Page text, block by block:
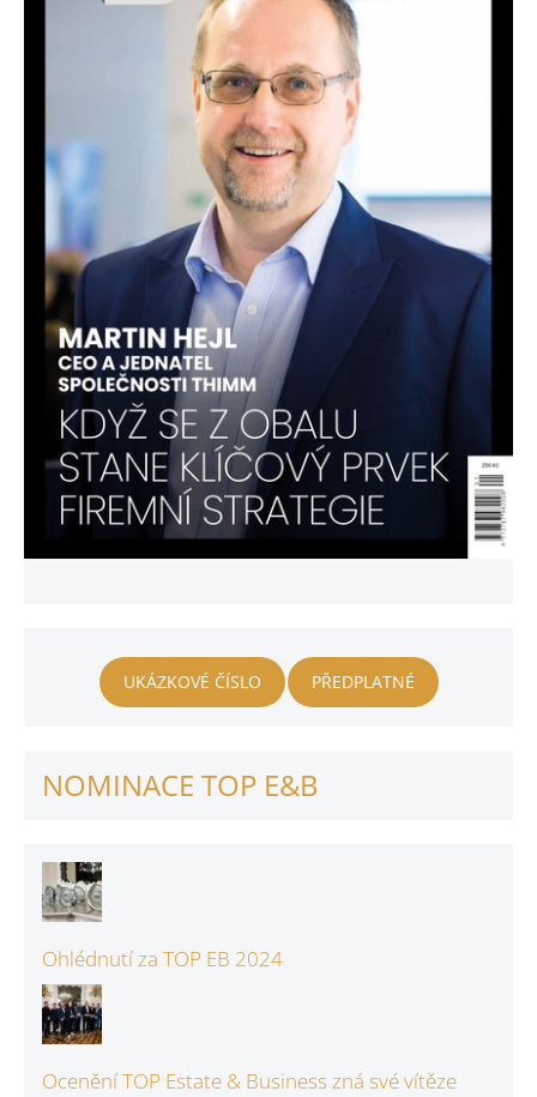
UKÁZKOVÉ ČÍSLO PŘEDPLATNÉ
NOMINACE TOP E&B
Ohlédnutí za TOP EB 2024
Ocenění TOP Estate & Business zná své vítěze